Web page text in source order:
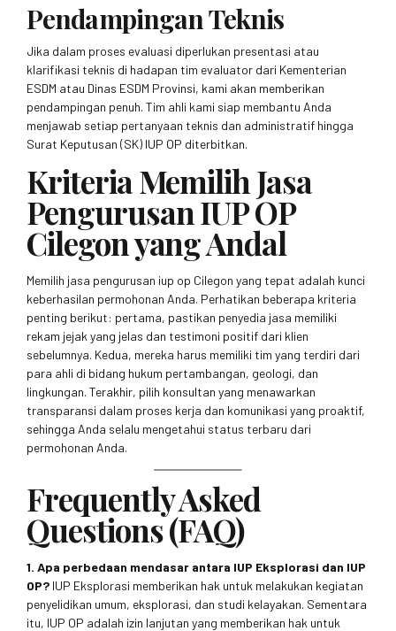
Pendampingan Teknis
Jika dalam proses evaluasi diperlukan presentasi atau
klarifikasi teknis di hadapan tim evaluator dari Kementerian
ESDM atau Dinas ESDM Provinsi, kami akan memberikan
pendampingan penuh. Tim ahli kami siap membantu Anda
menjawab setiap pertanyaan teknis dan administratif hingga
Surat Keputusan (SK) IUP OP diterbitkan.
Kriteria Memilih Jasa
Pengurusan IUP OP
Cilegon yang Andal
Memilih jasa pengurusan iup op Cilegon yang tepat adalah kunci
keberhasilan permohonan Anda. Perhatikan beberapa kriteria
penting berikut: pertama, pastikan penyedia jasa memiliki
rekam jejak yang jelas dan testimoni positif dari klien
sebelumnya. Kedua, mereka harus memiliki tim yang terdiri dari
para ahli di bidang hukum pertambangan, geologi, dan
lingkungan. Terakhir, pilih konsultan yang menawarkan
transparansi dalam proses kerja dan komunikasi yang proaktif,
sehingga Anda selalu mengetahui status terbaru dari
permohonan Anda.
Frequently Asked
Questions (FAQ)
1. Apa perbedaan mendasar antara IUP Eksplorasi dan IUP
OP? IUP Eksplorasi memberikan hak untuk melakukan kegiatan
penyelidikan umum, eksplorasi, dan studi kelayakan. Sementara
itu, IUP OP adalah izin lanjutan yang memberikan hak untuk